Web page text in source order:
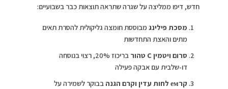
חדש, דיפו ממליצה על שגרה שתראה תוצאות כבר בשבועיים:
מסכת פילינג מבוססת חומצה גליקולית להסרת תאים
מתים והאצת התחדשות
סרום ויטמין C טהור
בריכוז 20%, רצוי בנוסחה
דו-שלבית עם אבקה פעילה
קרем לחות עדין וקרם הגנה
בבוקר לשמירה על